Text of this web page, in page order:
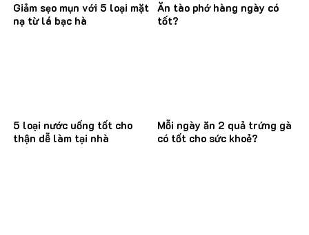
Giảm sẹo mụn với 5 loại mặt
nạ từ lá bạc hà
Ăn tào phớ hàng ngày có
tốt?
5 loại nước uống tốt cho
thận dễ làm tại nhà
Mỗi ngày ăn 2 quả trứng gà
có tốt cho sức khoẻ?